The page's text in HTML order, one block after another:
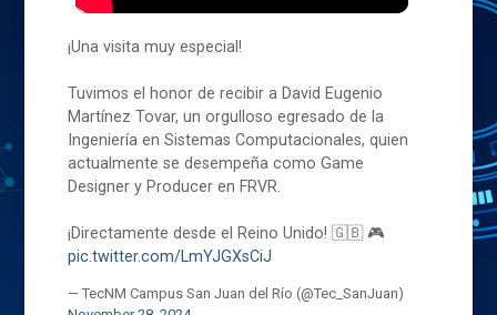
¡Una visita muy especial!
Tuvimos el honor de recibir a David Eugenio
Martínez Tovar, un orgulloso egresado de la
Ingeniería en Sistemas Computacionales, quien
actualmente se desempeña como Game
Designer y Producer en FRVR.
¡Directamente desde el Reino Unido! 🇬🇧 🎮
pic.twitter.com/LmYJGXsCiJ
— TecNM Campus San Juan del Río (@Tec_SanJuan)